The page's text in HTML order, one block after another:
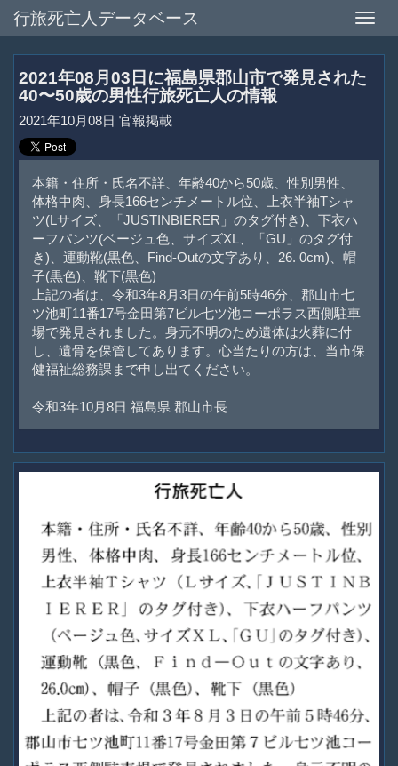
Toggle
行旅死亡人データベース
2021年08月03日に福島県郡山市で発見された
40〜50歳の男性行旅死亡人の情報
2021年10月08日 官報掲載
本籍・住所・氏名不詳、年齢40から50歳、性別男性、
体格中肉、身長166センチメートル位、上衣半袖Tシャ
ツ(Lサイズ、「JUSTINBIERER」のタグ付き)、下衣ハ
ーフパンツ(ベージュ色、サイズXL、「GU」のタグ付
き)、運動靴(黒色、Find-Outの文字あり、26. 0cm)、帽
子(黒色)、靴下(黒色)
上記の者は、令和3年8月3日の午前5時46分、郡山市七
ツ池町11番17号金田第7ビル七ツ池コーポラス西側駐車
場で発見されました。身元不明のため遺体は火葬に付
し、遺骨を保管してあります。心当たりの方は、当市保
健福祉総務課まで申し出てください。
令和3年10月8日 福島県 郡山市長